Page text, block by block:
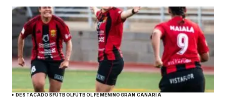
DESTACADOSFÚTBOLFÚTBOL FEMENINOGRAN CANARIA